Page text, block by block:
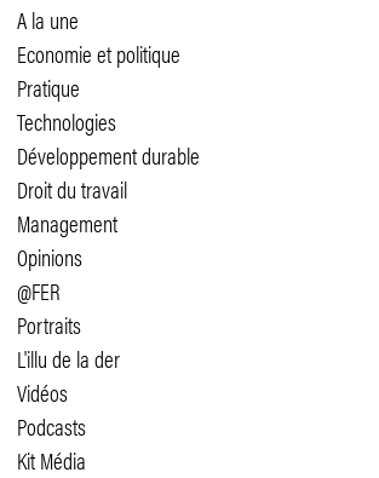
A la une
Economie et politique
Pratique
Technologies
Développement durable
Droit du travail
Management
Opinions
@FER
Portraits
L'illu de la der
Vidéos
Podcasts
Kit Média